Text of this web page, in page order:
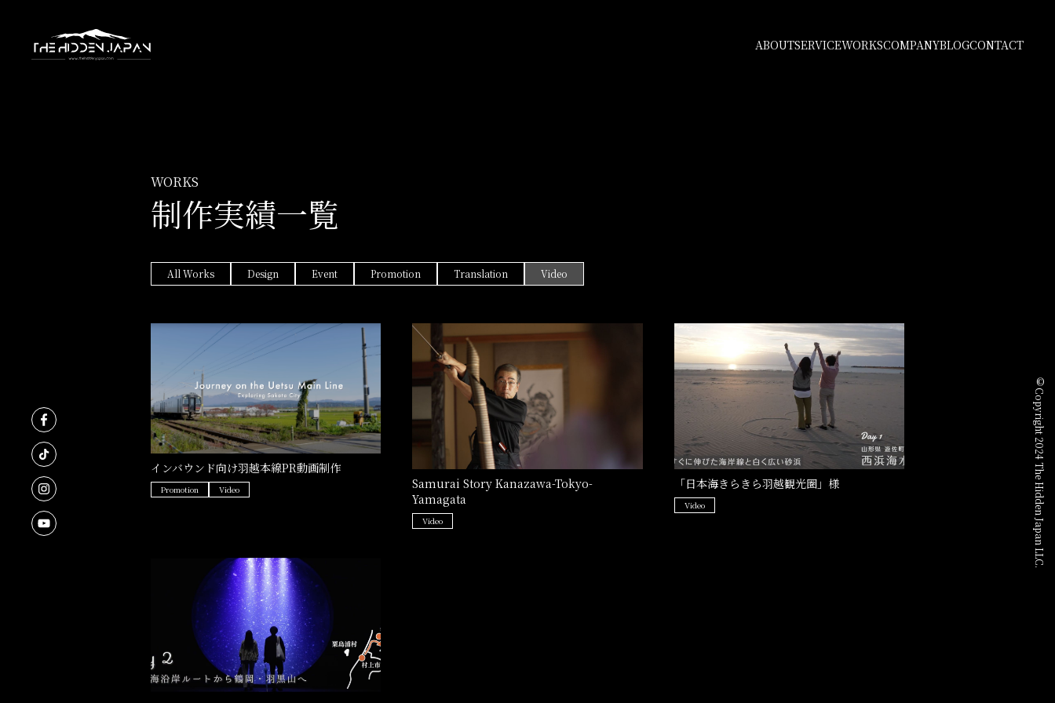
ABOUTSERVICEWORKSCOMPANYBLOGCONTACT
© Copyright 2024 The Hidden Japan LLC.
WORKS
制作実績一覧
All Works Design Event Promotion Translation Video
インバウンド向け羽越本線PR動画制作
Promotion Video
Samurai Story Kanazawa-Tokyo-
Yamagata
Video
「日本海きらきら羽越観光圏」様
Video